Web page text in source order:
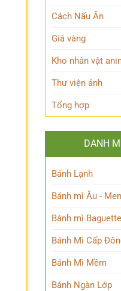
Cách Nấu Ăn
Giá vàng
Kho nhân vật
Thư viện ảnh
Tổng hợp
DANH
Bánh Lạnh
Bánh mì Âu -
Bánh mì
Bánh Mì Cấp
Bánh Mì Mềm
Bánh Ngàn Lớp